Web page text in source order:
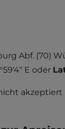
Abf. (70)
E oder
akzeptiert